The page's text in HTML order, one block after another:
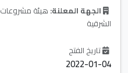
الجهة المعلنة: هيئة
الشرقية
تاريخ الفتح
2022-01-04